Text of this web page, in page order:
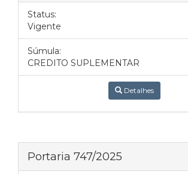
Status:
Vigente
Súmula:
CREDITO SUPLEMENTAR
Detalhes
Portaria 747/2025